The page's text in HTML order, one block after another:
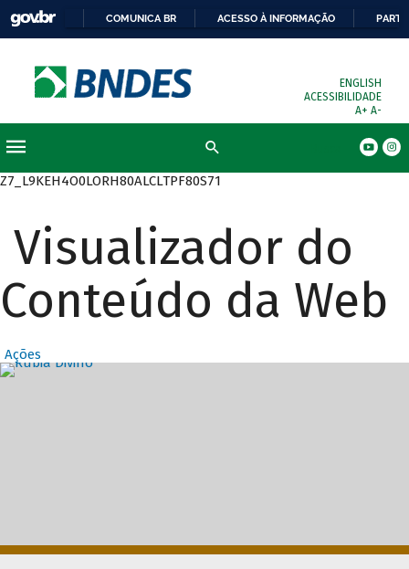
COMUNICA BR ACESSO À INFORMAÇÃO
ENGLISH
ACESSIBILIDADE
A+ A-
Z7_L9KEH4O0LORH80ALCLTPF80S71
Visualizador do
Conteúdo da Web
Ações
Destaques